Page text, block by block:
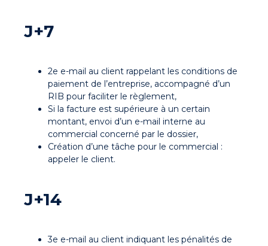
J+7
2e e-mail au client rappelant les conditions de
paiement de l’entreprise, accompagné d’un
RIB pour faciliter le règlement,
Si la facture est supérieure à un certain
montant, envoi d’un e-mail interne au
commercial concerné par le dossier,
Création d’une tâche pour le commercial :
appeler le client.
J+14
3e e-mail au client indiquant les pénalités de